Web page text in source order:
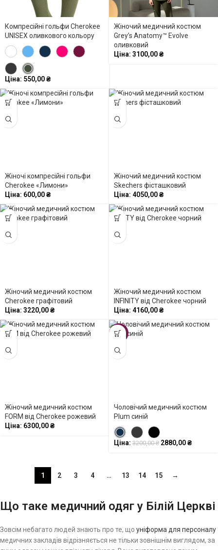
Компресійні гольфи Cherokee
UNISEX оливкового кольору
Ціна: 550,00₴
Жіночий медичний костюм
Grey’s Anatomy™ Evolve
оливковий
Ціна: 3100,00₴
Жіночі компресійні гольфи
Cherokee «Лимони»
Ціна: 600,00₴
Жіночий медичний костюм
Skechers фісташковий
Ціна: 4050,00₴
Жіночий медичний костюм
Cherokee графітовий
Ціна: 3220,00₴
Жіночий медичний костюм
INFINITY від Cherokee чорний
Ціна: 4160,00₴
Жіночий медичний костюм
FORM від Cherokee рожевий
Ціна: 6300,00₴
-10%
Чоловічий медичний костюм
Plum синій
Ціна: 3200,00₴ 2880,00₴
1 2 3 4 … 13 14 15 →
Що таке медичний одяг у Білій Церкві
Зовсім небагато людей знають про те, що уніформа для персоналу
медичних закладів відрізняється не тільки зовнішнім виглядом, за